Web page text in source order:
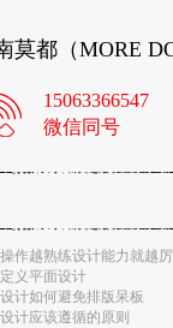
莫都（MORE
15063366547
微信同号
海报设计
作越熟练设计能力就越
义平面设计
计如何避免排版呆板
计应该遵循的原则